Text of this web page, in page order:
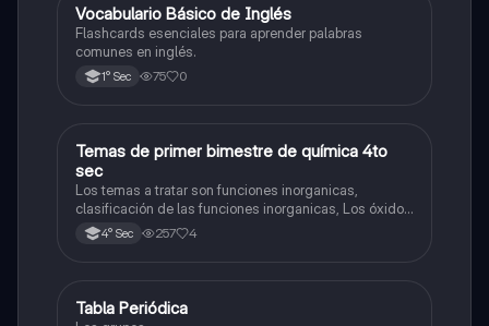
VInglés
Vocabulario Básico de Inglés
Flashcards esenciales para aprender palabras
comunes en inglés.
1° Sec 75 0
Química
Temas de primer bimestre de química 4to
sec
Los temas a tratar son funciones inorganicas,
clasificación de las funciones inorganicas, Los óxidos
y los óxidos ácidos
4° Sec 257 4
Química
Tabla Periódica